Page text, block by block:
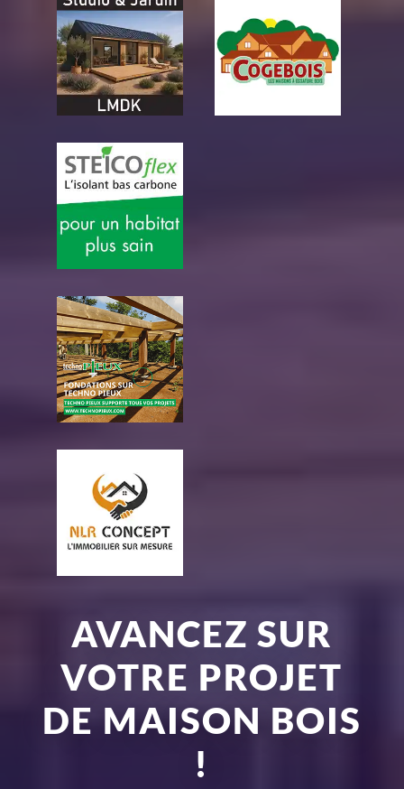
AVANCEZ SUR
VOTRE PROJET
DE MAISON BOIS
!